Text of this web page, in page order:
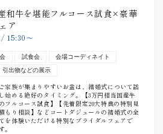
和牛を堪能フルコース試食×豪華
ア
/ 15:30〜
試食会
会場コーディネイト
引出物などの展示
ご家族が集まりやすいお盆は、結婚式について話
し始める絶好のタイミング。【3万円相当国産牛
のフルコース試食】【先着限定20大特典の特別見
もり相談】などコートダジュールの結婚式の全
てを体験いただける特別なブライダルフェアで
す。